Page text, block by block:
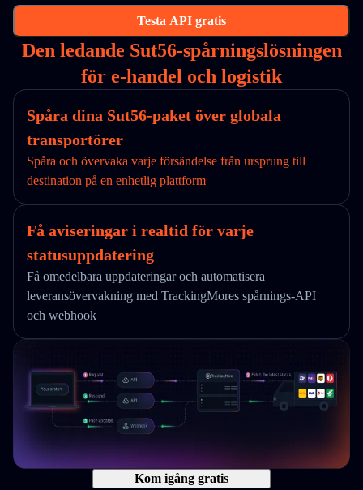
Testa API gratis
Den ledande Sut56-spårningslösningen
för e-handel och logistik
Spåra dina Sut56-paket över globala
transportörer
Spåra och övervaka varje försändelse från ursprung till
destination på en enhetlig plattform
Få aviseringar i realtid för varje
statusuppdatering
Få omedelbara uppdateringar och automatisera
leveransövervakning med TrackingMores spårnings-API
och webhook
Kom igång gratis